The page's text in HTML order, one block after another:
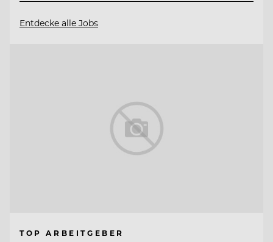
Entdecke alle Jobs
TOP ARBEITGEBER